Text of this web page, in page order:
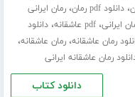
،دانلود pdf رمان ،رمان ایرانی
ایرانی،pdf عاشقانه ،دانلود
رمان عاشقانه،رمان عاشقانه،
رمان عاشقانه ایرانی
دانلود کتاب